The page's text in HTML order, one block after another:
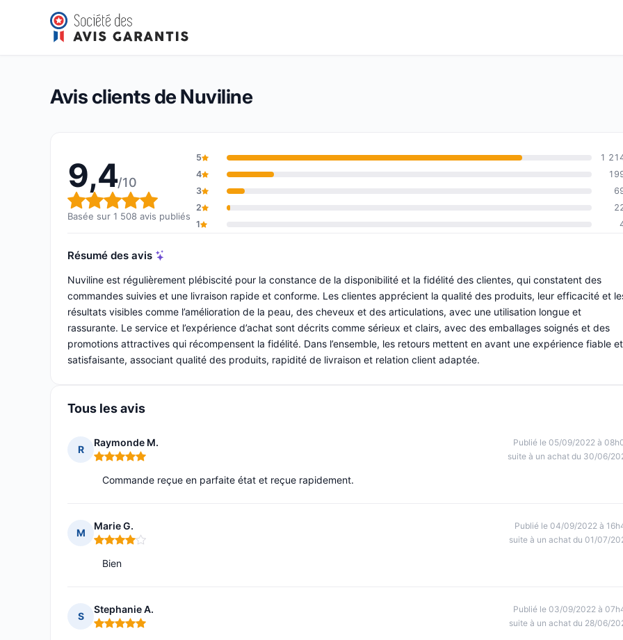
Nuviline
Note globale : 9,4 sur 10
9,4/10(1 508 avis)
Avis clients de Nuviline
9,4/10
Note globale : 9,4 sur 10
Basée sur 1 508 avis publiés
5
1
4
3
2
1
Résumé des avis
Nuviline est régulièrement plébiscité pour la constance de la disponibilité et la fidélité des clientes, qui constatent des
commandes suivies et une livraison rapide et conforme. Les clientes apprécient la qualité des produits, leur efficacité et
résultats visibles comme l’amélioration de la peau, des cheveux et des articulations, avec une utilisation longue et
rassurante. Le service et l’expérience d’achat sont décrits comme sérieux et clairs, avec des emballages soignés et des
promotions attractives qui récompensent la fidélité. Dans l’ensemble, les retours mettent en avant une expérience fiable et
satisfaisante, associant qualité des produits, rapidité de livraison et relation client adaptée.
Tous les avis
R
Raymonde M.
Note : 5 sur 5
Publié le 05/09/2022 à
suite à un achat du 30/06/
Commande reçue en parfaite état et reçue rapidement.
M
Marie G.
Note : 4 sur 5
Publié le 04/09/2022 à
suite à un achat du 01/07/
Bien
S
Stephanie A.
Note : 5 sur 5
Publié le 03/09/2022 à
suite à un achat du 28/06/